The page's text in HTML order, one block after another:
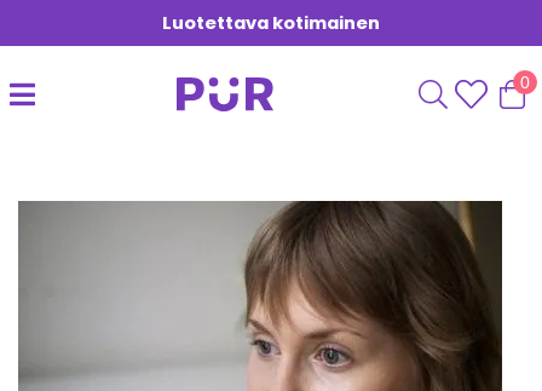
Luotettava kotimainen
0